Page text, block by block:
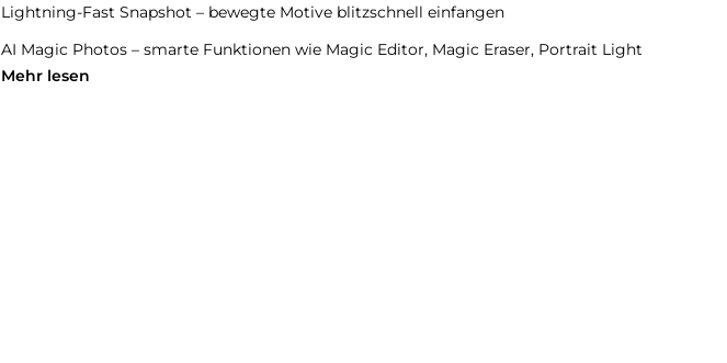
Lightning-Fast Snapshot – bewegte Motive blitzschnell einfangen
AI Magic Photos – smarte Funktionen wie Magic Editor, Magic Eraser, Portrait Light
oder Magic Lens (OCR) bringen Kreativität und Ordnung in deine Fotogalerie
Mehr lesen